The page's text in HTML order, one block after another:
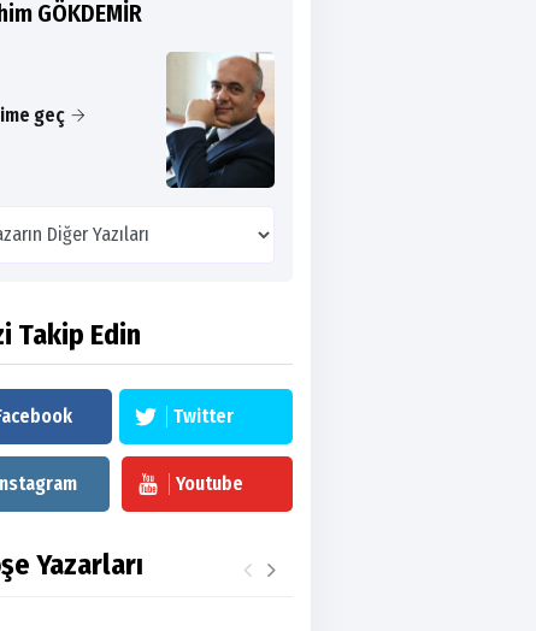
GÖKDEMİR
geç
Takip Edin
Twitter
Youtube
Yazarları